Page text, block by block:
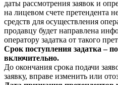
даты рассмотрения заявок и
на лицевом счете претендента
средств для осуществления
продавцу будет направлена
оператору задатка от такого
Срок поступления задатка –
включительно.
До окончания срока подачи
заявку, вправе изменить или